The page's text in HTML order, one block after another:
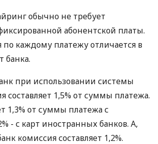
обычно не требует
абонентской платы.
по каждому платежу отличается в
банка.
при использовании системы
составляет 1,5% от суммы платежа.
1,3% от суммы платежа с
- с карт иностранных банков. А,
комиссия составляет 1,2%.